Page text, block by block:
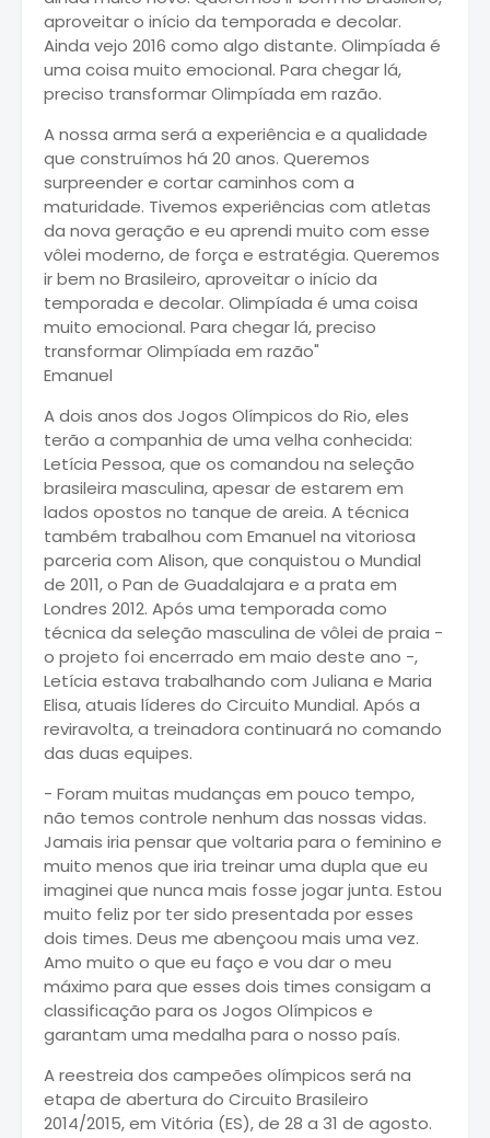
aproveitar o início da temporada e decolar.
Ainda vejo 2016 como algo distante. Olimpíada é
uma coisa muito emocional. Para chegar lá,
preciso transformar Olimpíada em razão.
A nossa arma será a experiência e a qualidade
que construímos há 20 anos. Queremos
surpreender e cortar caminhos com a
maturidade. Tivemos experiências com atletas
da nova geração e eu aprendi muito com esse
vôlei moderno, de força e estratégia. Queremos
ir bem no Brasileiro, aproveitar o início da
temporada e decolar. Olimpíada é uma coisa
muito emocional. Para chegar lá, preciso
transformar Olimpíada em razão"
Emanuel
A dois anos dos Jogos Olímpicos do Rio, eles
terão a companhia de uma velha conhecida:
Letícia Pessoa, que os comandou na seleção
brasileira masculina, apesar de estarem em
lados opostos no tanque de areia. A técnica
também trabalhou com Emanuel na vitoriosa
parceria com Alison, que conquistou o Mundial
de 2011, o Pan de Guadalajara e a prata em
Londres 2012. Após uma temporada como
técnica da seleção masculina de vôlei de praia -
o projeto foi encerrado em maio deste ano -,
Letícia estava trabalhando com Juliana e Maria
Elisa, atuais líderes do Circuito Mundial. Após a
reviravolta, a treinadora continuará no comando
das duas equipes.
- Foram muitas mudanças em pouco tempo,
não temos controle nenhum das nossas vidas.
Jamais iria pensar que voltaria para o feminino e
muito menos que iria treinar uma dupla que eu
imaginei que nunca mais fosse jogar junta. Estou
muito feliz por ter sido presentada por esses
dois times. Deus me abençoou mais uma vez.
Amo muito o que eu faço e vou dar o meu
máximo para que esses dois times consigam a
classificação para os Jogos Olímpicos e
garantam uma medalha para o nosso país.
A reestreia dos campeões olímpicos será na
etapa de abertura do Circuito Brasileiro
2014/2015, em Vitória (ES), de 28 a 31 de agosto.